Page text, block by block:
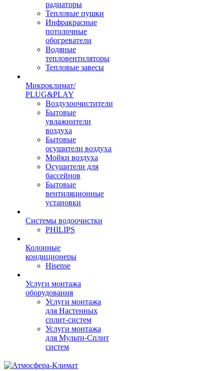
радиаторы
Тепловые пушки
Инфракрасные
потолочные
обогреватели
Водяные
тепловентиляторы
Тепловые завесы
Микроклимат/
PLUG&PLAY
Воздухоочистители
Бытовые
увлажнители
воздуха
Бытовые
осушители воздуха
Мойки воздуха
Осушители для
бассейнов
Бытовые
вентиляционные
установки
Системы водоочистки
PHILIPS
Колонные
кондиционеры
Hisense
Услуги монтажа
оборудования
Услуги монтажа
для Настенных
сплит-систем
Услуги монтажа
для Мульти-Сплит
систем